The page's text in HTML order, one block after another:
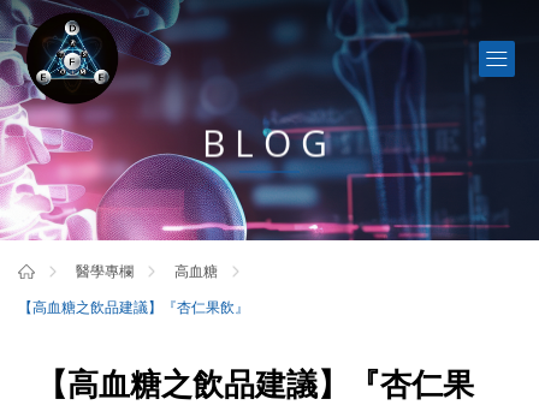
BLOG
醫學專欄
高血糖
【高血糖之飲品建議】『杏仁果飲』
【高血糖之飲品建議】『杏仁果